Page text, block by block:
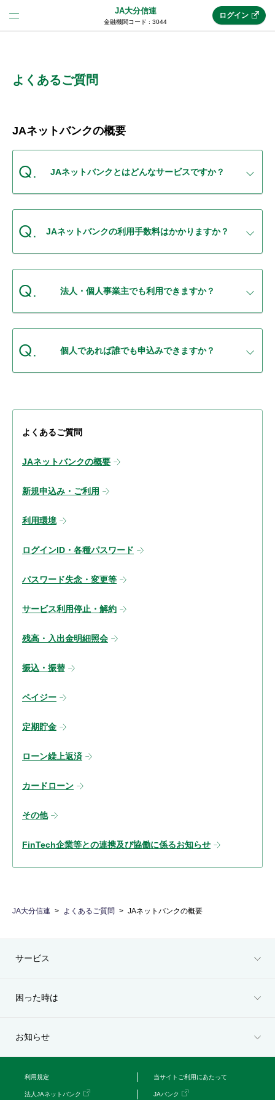
JA大分信連
金融機関コード : 3044
(法人JAネットバンク)
JAネットバンクトップ
セキュリティ
ログイン
よくあるご質問
JAネットバンクの概要
JAネットバンクとはどんなサービスですか？
JAネットバンクの利用手数料はかかりますか？
法人・個人事業主でも利用できますか？
個人であれば誰でも申込みできますか？
よくあるご質問
JAネットバンクの概要
新規申込み・ご利用
利用環境
ログインID・各種パスワード
パスワード失念・変更等
サービス利用停止・解約
残高・入出金明細照会
振込・振替
ペイジー
定期貯金
ローン繰上返済
カードローン
その他
FinTech企業等との連携及び協働に係るお知らせ
JA大分信連 よくあるご質問 JAネットバンクの概要
サービス
困った時は
お知らせ
利用規定 当サイトご利用にあたって
法人JAネットバンク JAバンク